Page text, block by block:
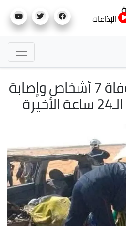
إلى
الإذاعات
حوادث المرور: وفاة 7 أشخاص وإصابة